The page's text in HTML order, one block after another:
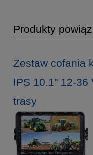
Produkty
Zestaw cofania
IPS 10.1" 12-
trasy